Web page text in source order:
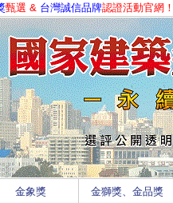
甄選 & 台灣誠信品牌認證活動官網！
金象獎 金獅獎、金品獎